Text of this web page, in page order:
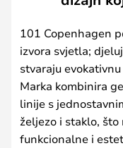
101 Copenhagen
izvora svjetla;
stvaraju
Marka kombinira
linije s
željezo i staklo,
funkcionalne i